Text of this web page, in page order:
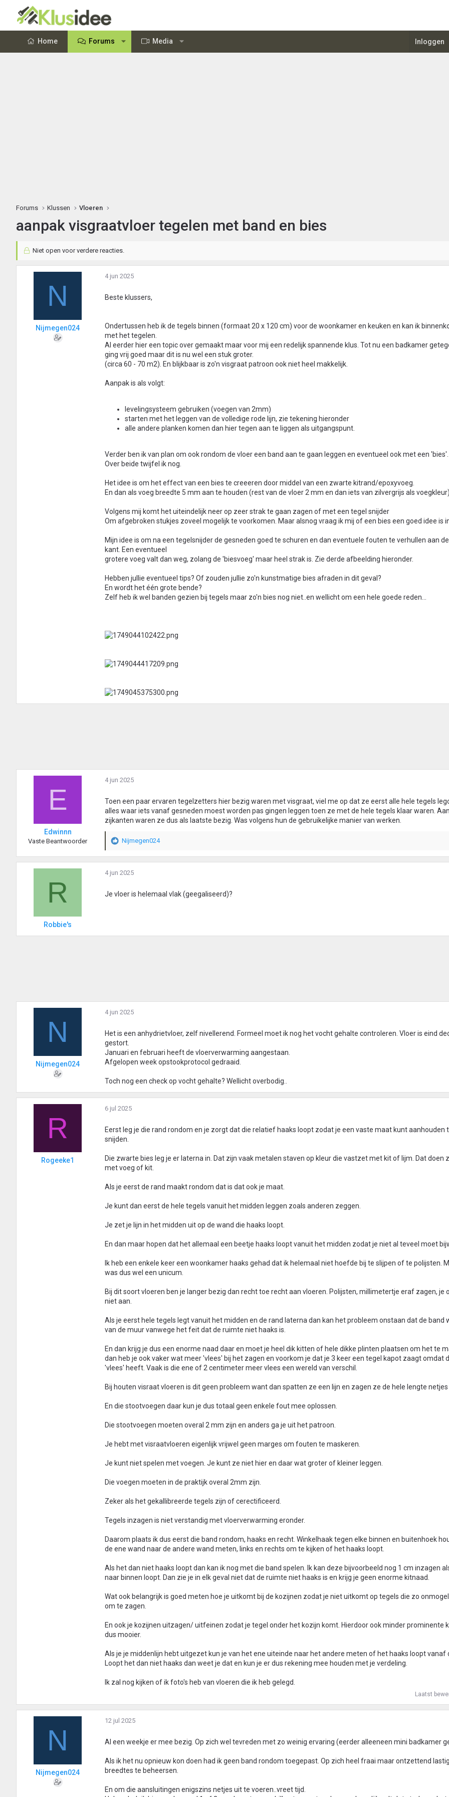
Home Forums Media Inloggen
Forums Klussen Vloeren
aanpak visgraatvloer tegelen met band en bies
Niet open voor verdere reacties.
N
Nijmegen024
4 jun 2025
Beste klussers,
Ondertussen heb ik de tegels binnen (formaat 20 x 120 cm) voor de woonkamer en keuken en kan ik
met het tegelen.
Al eerder hier een topic over gemaakt maar voor mij een redelijk spannende klus. Tot nu een badkamer
ging vrij goed maar dit is nu wel een stuk groter.
(circa 60 - 70 m2). En blijkbaar is zo'n visgraat patroon ook niet heel makkelijk.
Aanpak is als volgt:
levelingsysteem gebruiken (voegen van 2mm)
starten met het leggen van de volledige rode lijn, zie tekening hieronder
alle andere planken komen dan hier tegen aan te liggen als uitgangspunt.
Verder ben ik van plan om ook rondom de vloer een band aan te gaan leggen en eventueel ook met een 'bies'.
Over beide twijfel ik nog.
Het idee is om het effect van een bies te creeeren door middel van een zwarte kitrand/epoxyvoeg.
En dan als voeg breedte 5 mm aan te houden (rest van de vloer 2 mm en dan iets van zilvergrijs als voegkleur).
Volgens mij komt het uiteindelijk neer op zeer strak te gaan zagen of met een tegel snijder
Om afgebroken stukjes zoveel mogelijk te voorkomen. Maar alsnog vraag ik mij of een bies een goed idee is in
Mijn idee is om na een tegelsnijder de gesneden goed te schuren en dan eventuele fouten te verhullen aan
kant. Een eventueel
grotere voeg valt dan weg, zolang de 'biesvoeg' maar heel strak is. Zie derde afbeelding hieronder.
Hebben jullie eventueel tips? Of zouden jullie zo'n kunstmatige bies afraden in dit geval?
En wordt het één grote bende?
Zelf heb ik wel banden gezien bij tegels maar zo'n bies nog niet..en wellicht om een hele goede reden...
E
Edwinnn
Vaste Beantwoorder
4 jun 2025
Toen een paar ervaren tegelzetters hier bezig waren met visgraat, viel me op dat ze eerst alle hele tegels
alles waar iets vanaf gesneden moest worden pas gingen leggen toen ze met de hele tegels klaar waren.
zijkanten waren ze dus als laatste bezig. Was volgens hun de gebruikelijke manier van werken.
W
a
r
r
e
Nijmegen024
R
Robbie's
4 jun 2025
Je vloer is helemaal vlak (geegaliseerd)?
N
Nijmegen024
4 jun 2025
Het is een anhydrietvloer, zelf nivellerend. Formeel moet ik nog het vocht gehalte controleren. Vloer is eind
gestort.
Januari en februari heeft de vloerverwarming aangestaan.
Afgelopen week opstookprotocol gedraaid.
Toch nog een check op vocht gehalte? Wellicht overbodig..
R
Rogeeke1
6 jul 2025
Eerst leg je die rand rondom en je zorgt dat die relatief haaks loopt zodat je een vaste maat kunt aanhouden
snijden.
Die zwarte bies leg je er laterna in. Dat zijn vaak metalen staven op kleur die vastzet met kit of lijm. Dat doen
met voeg of kit.
Als je eerst de rand maakt rondom dat is dat ook je maat.
Je kunt dan eerst de hele tegels vanuit het midden leggen zoals anderen zeggen.
Je zet je lijn in het midden uit op de wand die haaks loopt.
En dan maar hopen dat het allemaal een beetje haaks loopt vanuit het midden zodat je niet al teveel moet
Ik heb een enkele keer een woonkamer haaks gehad dat ik helemaal niet hoefde bij te slijpen of te polijsten.
was dus wel een unicum.
Bij dit soort vloeren ben je langer bezig dan recht toe recht aan vloeren. Polijsten, millimetertje eraf zagen, je
niet aan.
Als je eerst hele tegels legt vanuit het midden en de rand laterna dan kan het probleem onstaan dat de band
van de muur vanwege het feit dat de ruimte niet haaks is.
En dan krijg je dus een enorme naad daar en moet je heel dik kitten of hele dikke plinten plaatsen om het te
dan heb je ook vaker wat meer 'vlees' bij het zagen en voorkom je dat je 3 keer een tegel kapot zaagt omdat
'vlees' heeft. Vaak is die ene of 2 centimeter meer vlees een wereld van verschil.
Bij houten visraat vloeren is dit geen probleem want dan spatten ze een lijn en zagen ze de hele lengte netjes
En die stootvoegen daar kun je dus totaal geen enkele fout mee oplossen.
Die stootvoegen moeten overal 2 mm zijn en anders ga je uit het patroon.
Je hebt met visraatvloeren eigenlijk vrijwel geen marges om fouten te maskeren.
Je kunt niet spelen met voegen. Je kunt ze niet hier en daar wat groter of kleiner leggen.
Die voegen moeten in de praktijk overal 2mm zijn.
Zeker als het gekallibreerde tegels zijn of cerectificeerd.
Tegels inzagen is niet verstandig met vloerverwarming eronder.
Daarom plaats ik dus eerst die band rondom, haaks en recht. Winkelhaak tegen elke binnen en buitenhoek
de ene wand naar de andere wand meten, links en rechts om te kijken of het haaks loopt.
Als het dan niet haaks loopt dan kan ik nog met die band spelen. Ik kan deze bijvoorbeeld nog 1 cm inzagen
naar binnen loopt. Dan zie je in elk geval niet dat de ruimte niet haaks is en krijg je geen enorme kitnaad.
Wat ook belangrijk is goed meten hoe je uitkomt bij de kozijnen zodat je niet uitkomt op tegels die zo
om te zagen.
En ook je kozijnen uitzagen/ uitfeinen zodat je tegel onder het kozijn komt. Hierdoor ook minder prominente
dus mooier.
Als je je middenlijn hebt uitgezet kun je van het ene uiteinde naar het andere meten of het haaks loopt vanaf
Loopt het dan niet haaks dan weet je dat en kun je er dus rekening mee houden met je verdeling.
Ik zal nog kijken of ik foto's heb van vloeren die ik heb gelegd.
Laatst
N
Nijmegen024
12 jul 2025
Al een weekje er mee bezig. Op zich wel tevreden met zo weinig ervaring (eerder alleeneen mini badkamer
Als ik het nu opnieuw kon doen had ik geen band rondom toegepast. Op zich heel fraai maar ontzettend
breedtes te beheersen.
En om die aansluitingen enigszins netjes uit te voeren..vreet tijd.